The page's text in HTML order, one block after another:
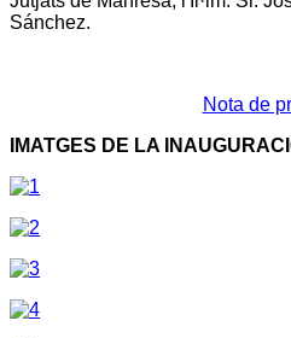
Sánchez.
Nota de
IMATGES DE LA